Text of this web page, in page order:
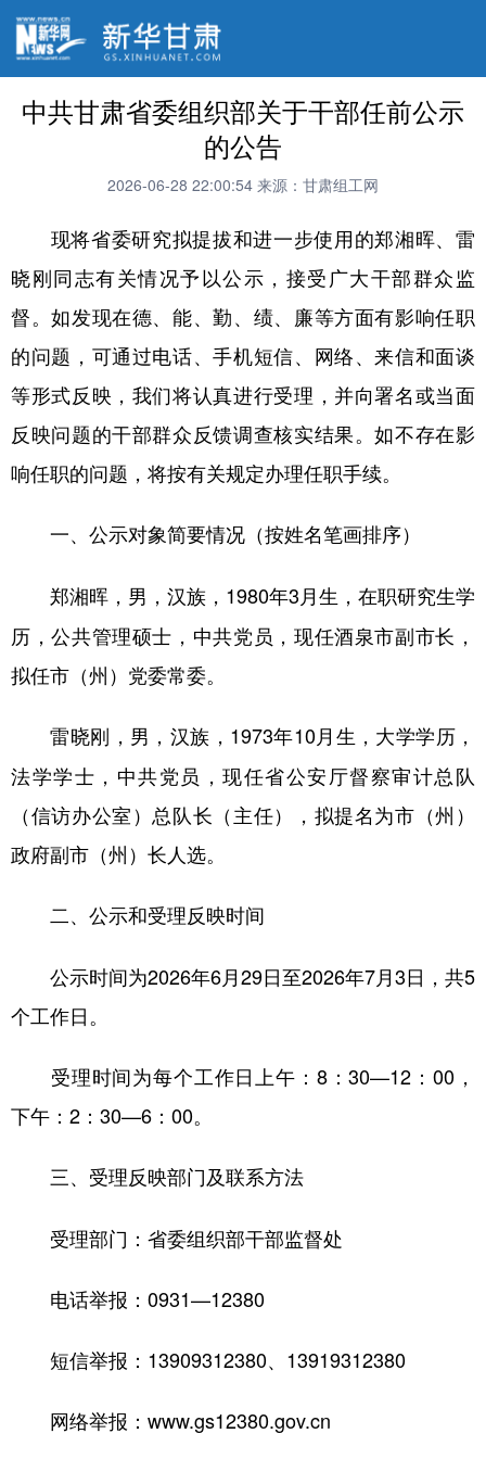
中共甘肃省委组织部关于干部任前公示
的公告
2026-06-28 22:00:54 来源：甘肃组工网
现将省委研究拟提拔和进一步使用的郑湘晖、雷
晓刚同志有关情况予以公示，接受广大干部群众监
督。如发现在德、能、勤、绩、廉等方面有影响任职
的问题，可通过电话、手机短信、网络、来信和面谈
等形式反映，我们将认真进行受理，并向署名或当面
反映问题的干部群众反馈调查核实结果。如不存在影
响任职的问题，将按有关规定办理任职手续。
一、公示对象简要情况 （按姓名笔画排序）
郑湘晖 ，男，汉族，1980年3月生，在职研究生学
历，公共管理硕士，中共党员，现任酒泉市副市长，
拟任市（州）党委常委。
雷晓刚 ，男，汉族，1973年10月生，大学学历，
法学学士，中共党员，现任省公安厅督察审计总队
（信访办公室）总队长（主任），拟提名为市（州）
政府副市（州）长人选。
二、公示和受理反映时间
公示时间为2026年6月29日至2026年7月3日，共5
个工作日。
受理时间为每个工作日上午：8：30—12：00，
下午：2：30—6：00。
三、受理反映部门及联系方法
受理部门：省委组织部干部监督处
电话举报：0931—12380
短信举报：13909312380、13919312380
网络举报：www.gs12380.gov.cn